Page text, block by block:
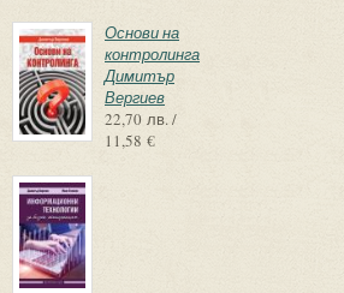
Основи на
контролинга
Димитър
Вергиев
22,70 лв. /
11,58 €